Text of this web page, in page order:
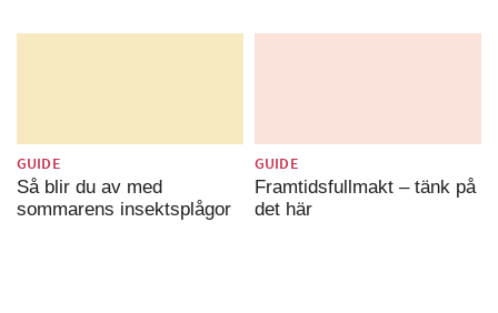
GUIDE
Så blir du av med
sommarens insektsplågor
GUIDE
Framtidsfullmakt – tänk på
det här